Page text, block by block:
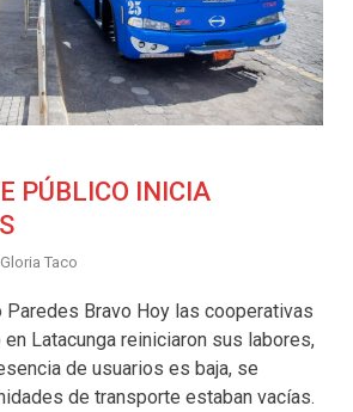
PÚBLICO INICIA
Gloria Taco
Paredes Bravo Hoy las cooperativas
Latacunga reiniciaron sus labores,
de usuarios es baja, se
de transporte estaban vacías.